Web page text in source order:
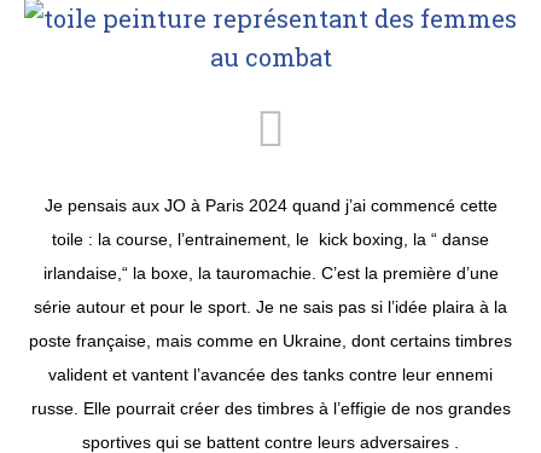
Je pensais aux JO à Paris 2024 quand j’ai commencé cette
toile : la course, l’entrainement, le kick boxing, la “ danse
irlandaise,“ la boxe, la tauromachie. C’est la première d’une
série autour et pour le sport. Je ne sais pas si l’idée plaira à la
poste française, mais comme en Ukraine, dont certains timbres
valident et vantent l’avancée des tanks contre leur ennemi
russe. Elle pourrait créer des timbres à l’effigie de nos grandes
sportives qui se battent contre leurs adversaires .